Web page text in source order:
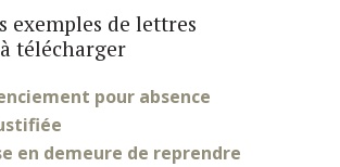
exemples de lettres
télécharger
pour absence
en demeure de reprendre